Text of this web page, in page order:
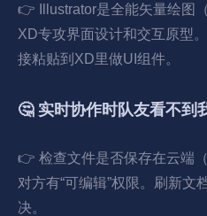
👉 Illustrator是全能矢量绘图
XD专攻界面设计和交互原型
接粘贴到XD里做UI组件。
🤔 实时协作时队友看不到
👉 检查文件是否保存在云端
对方有“可编辑”权限。刷新文
决。